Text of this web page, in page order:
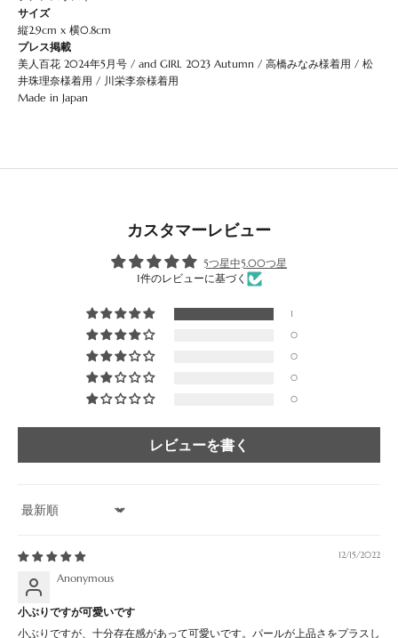
サイズ
縦2.9cm x 横0.8cm
プレス掲載
美人百花 2024年5月号 / and GIRL 2023 Autumn / 高橋みなみ様着用 / 松
井珠理奈様着用 / 川栄李奈様着用
Made in Japan
カスタマーレビュー
5つ星中5.00つ星
1件のレビューに基づく
1
0
0
0
0
レビューを書く
Sort by
12/15/2022
Anonymous
小ぶりですが可愛いです
小ぶりですが、十分存在感があって可愛いです。パールが上品さをプラスし